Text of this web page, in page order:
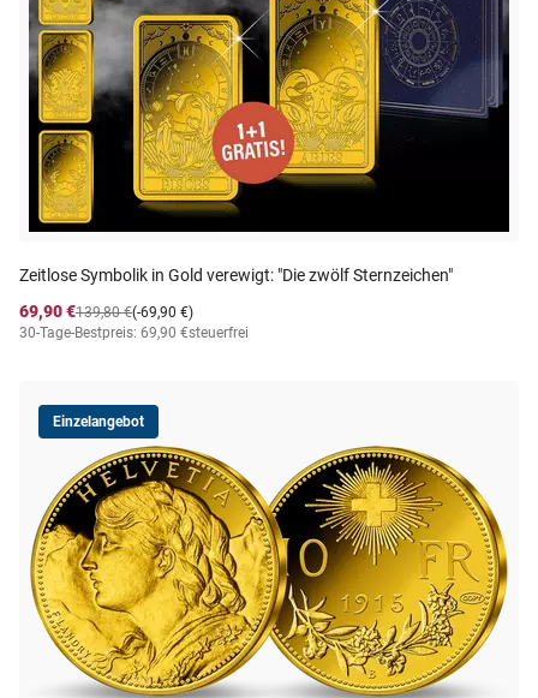
Zeitlose Symbolik in Gold verewigt: "Die zwölf Sternzeichen"
69,90 €
(-69,90 €)
139,80 €
30-Tage-Bestpreis: 69,90 €steuerfrei
Einzelangebot